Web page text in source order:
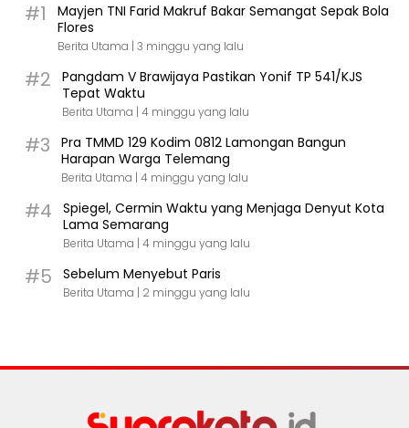
#1
Mayjen TNI Farid Makruf Bakar Semangat Sepak Bola
Flores
Berita Utama | 3 minggu yang lalu
#2
Pangdam V Brawijaya Pastikan Yonif TP 541/KJS
Tepat Waktu
Berita Utama | 4 minggu yang lalu
#3
Pra TMMD 129 Kodim 0812 Lamongan Bangun
Harapan Warga Telemang
Berita Utama | 4 minggu yang lalu
#4
Spiegel, Cermin Waktu yang Menjaga Denyut Kota
Lama Semarang
Berita Utama | 4 minggu yang lalu
#5 Sebelum Menyebut Paris
Berita Utama | 2 minggu yang lalu